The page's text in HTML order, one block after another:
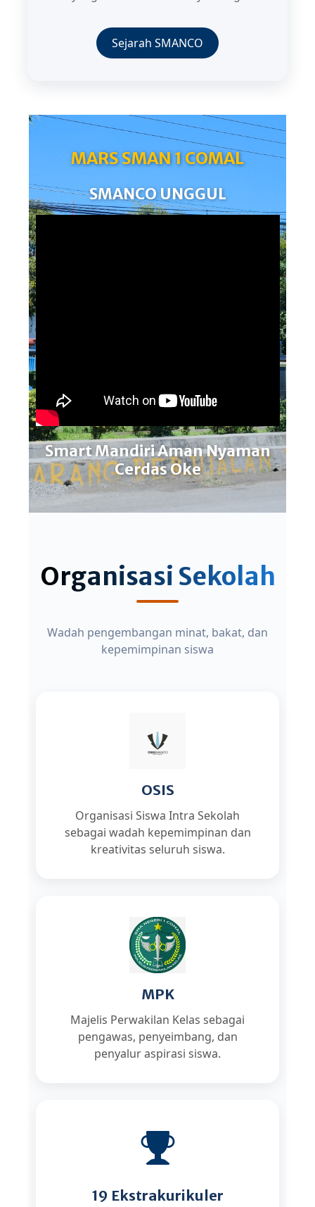
Sejarah SMANCO
MARS SMAN 1 COMAL
SMANCO UNGGUL
Smart Mandiri Aman Nyaman
Cerdas Oke
Organisasi Sekolah
Wadah pengembangan minat, bakat, dan
kepemimpinan siswa
OSIS
Organisasi Siswa Intra Sekolah
sebagai wadah kepemimpinan dan
kreativitas seluruh siswa.
MPK
Majelis Perwakilan Kelas sebagai
pengawas, penyeimbang, dan
penyalur aspirasi siswa.
19 Ekstrakurikuler